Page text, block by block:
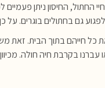
החתול, החיסון ניתן
כל חייהם בתוך הבית. זאת
עברנו בקרבת חיה חולה.